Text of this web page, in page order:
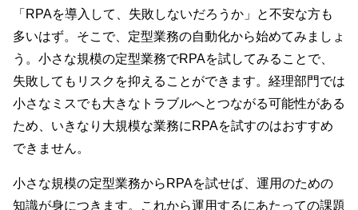
「RPAを導入して、失敗しないだろうか」と不安な方も
多いはず。そこで、定型業務の自動化から始めてみましょ
う。小さな規模の定型業務でRPAを試してみることで、
失敗してもリスクを抑えることができます。経理部門では
小さなミスでも大きなトラブルへとつながる可能性がある
ため、いきなり大規模な業務にRPAを試すのはおすすめ
できません。
小さな規模の定型業務からRPAを試せば、運用のための
知識が身につきます。これから運用するにあたっての課題